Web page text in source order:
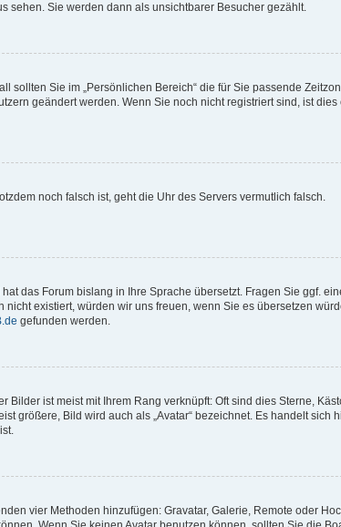
sehen. Sie werden dann als unsichtbarer Besucher gezählt.
sollten Sie im „Persönlichen Bereich“ die für Sie passende
geändert werden. Wenn Sie noch nicht registriert sind, ist dies
noch falsch ist, geht die Uhr des Servers vermutlich falsch.
das Forum bislang in Ihre Sprache übersetzt. Fragen Sie ggf.
existiert, würden wir uns freuen, wenn Sie es übersetzen
gefunden werden.
ist meist mit Ihrem Rang verknüpft: Oft sind dies Sterne,
größere, Bild wird auch als „Avatar“ bezeichnet. Es handelt sich
vier Methoden hinzufügen: Gravatar, Galerie, Remote oder